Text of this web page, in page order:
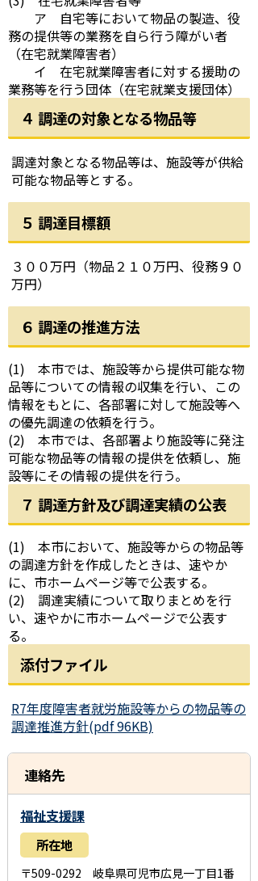
ア 自宅等において物品の製造、役
務の提供等の業務を自ら行う障がい者
（在宅就業障害者）
イ 在宅就業障害者に対する援助の
業務等を行う団体（在宅就業支援団体）
４ 調達の対象となる物品等
調達対象となる物品等は、施設等が供給
可能な物品等とする。
５ 調達目標額
３００万円（物品２１０万円、役務９０
万円）
６ 調達の推進方法
(1) 本市では、施設等から提供可能な物
品等についての情報の収集を行い、この
情報をもとに、各部署に対して施設等へ
の優先調達の依頼を行う。
(2) 本市では、各部署より施設等に発注
可能な物品等の情報の提供を依頼し、施
設等にその情報の提供を行う。
７ 調達方針及び調達実績の公表
(1) 本市において、施設等からの物品等
の調達方針を作成したときは、速やか
に、市ホームページ等で公表する。
(2) 調達実績について取りまとめを行
い、速やかに市ホームページで公表す
る。
添付ファイル
R7年度障害者就労施設等からの物品等の
調達推進方針(pdf 96KB)
連絡先
福祉支援課
所在地
〒509-0292 岐阜県可児市広見一丁目1番